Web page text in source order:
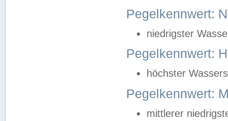
Pegelkennwert:
niedrigster
Pegelkennwert:
höchster
Pegelkennwert:
mittlerer